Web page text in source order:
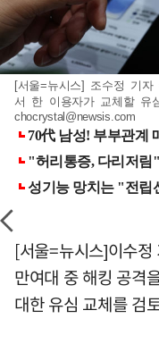
[서울=뉴시스] 조수정 기
서 한 이용자가 교체할 유
chocrystal@newsis.com
[서울=뉴시스]이수
만여대 중 해킹 공격
대한 유심 교체를 검